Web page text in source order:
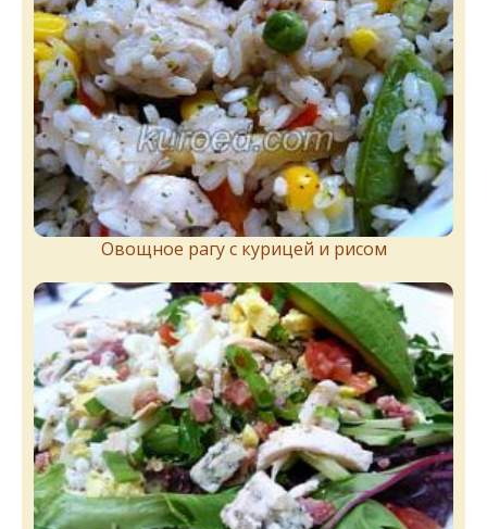
Овощное рагу с курицей и рисом